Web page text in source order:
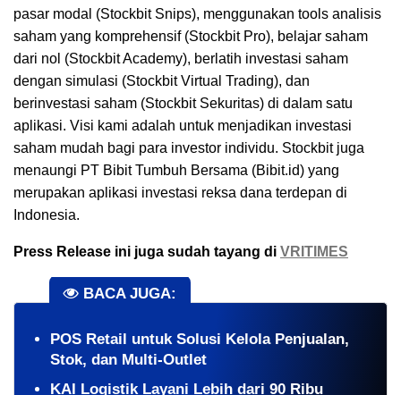
pasar modal (Stockbit Snips), menggunakan tools analisis
saham yang komprehensif (Stockbit Pro), belajar saham
dari nol (Stockbit Academy), berlatih investasi saham
dengan simulasi (Stockbit Virtual Trading), dan
berinvestasi saham (Stockbit Sekuritas) di dalam satu
aplikasi. Visi kami adalah untuk menjadikan investasi
saham mudah bagi para investor individu. Stockbit juga
menaungi PT Bibit Tumbuh Bersama (Bibit.id) yang
merupakan aplikasi investasi reksa dana terdepan di
Indonesia.
Press Release ini juga sudah tayang di VRITIMES
BACA JUGA:
POS Retail untuk Solusi Kelola Penjualan,
Stok, dan Multi-Outlet
KAI Logistik Layani Lebih dari 90 Ribu